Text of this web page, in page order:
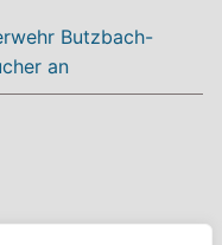
Butzbach-
an